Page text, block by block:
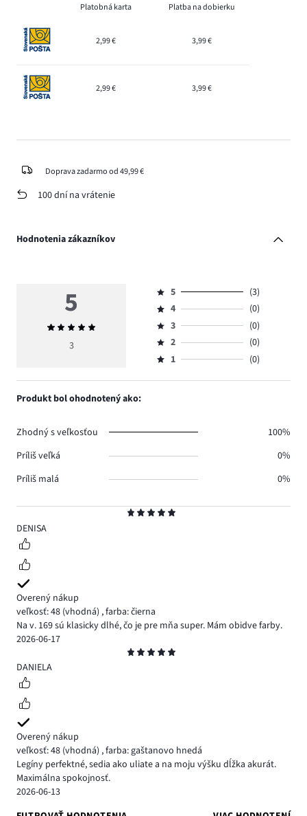
Platobná karta Platba na dobierku
2,99 € 3,99 €
2,99 € 3,99 €
Doprava zadarmo od 49,99 €
100 dní na vrátenie
Hodnotenia zákazníkov
5
DENISA
Overený nákup
veľkosť: 48 (vhodná) ,farba: čierna
Na v. 169 sú klasicky dlhé, čo je pre mňa super. Mám obidve farby.
2026-06-17
5
DANIELA
Overený nákup
veľkosť: 48 (vhodná) ,farba: gaštanovo hnedá
Legíny perfektné, sedia ako uliate a na moju výšku dĺžka akurát.
Maximálna spokojnosť.
2026-06-13
5
Priemerné
hodnotenie
3
Hodnotenie
5,
počet
hlasov
3.
5
(3)
Hodnotenie
4,
počet
hlasov
4
(0)
Hodnotenie
3,
počet
3
(0)
Hodnotenie
2,
2
(0)
Hodnotenie
1,
1 (0)
Produkt bol ohodnotený ako:
Zhodný s veľkosťou
100%
Príliš veľká
0%
Príliš malá
0%